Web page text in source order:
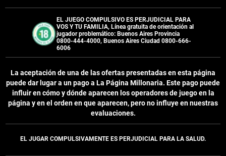
EL JUEGO COMPULSIVO ES PERJUDICIAL PARA
VOS Y TU FAMILIA, Línea gratuita de orientación al
jugador problemático: Buenos Aires Provincia
0800-444-4000, Buenos Aires Ciudad 0800-666-
6006
La aceptación de una de las ofertas presentadas en esta página
puede dar lugar a un pago a La Página Millonaria. Este pago puede
influir en cómo y dónde aparecen los operadores de juego en la
página y en el orden en que aparecen, pero no influye en nuestras
evaluaciones.
EL JUGAR COMPULSIVAMENTE ES PERJUDICIAL PARA LA SALUD.